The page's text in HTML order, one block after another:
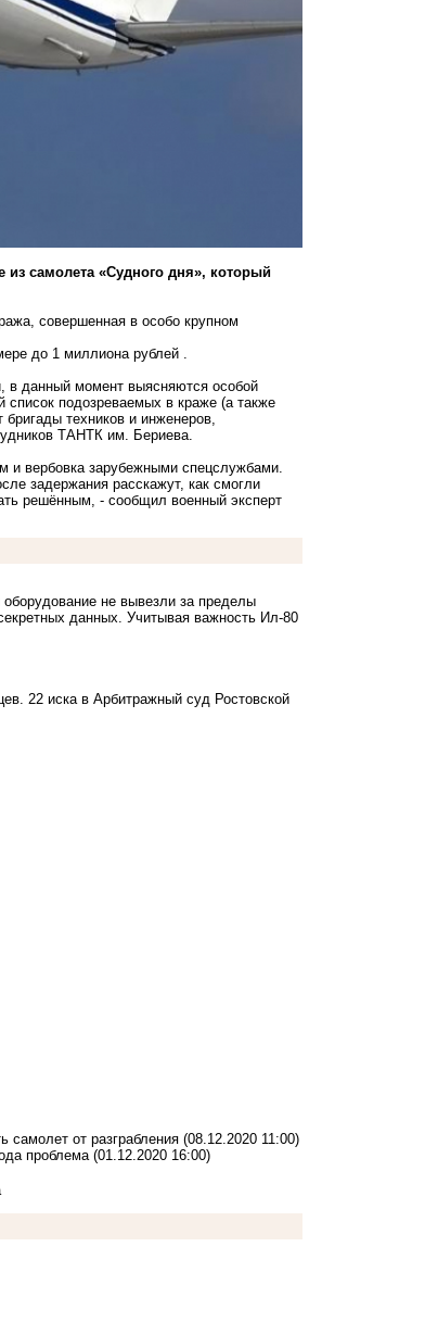
самолета «Судного дня», который
совершенная в особо крупном
до 1 миллиона рублей .
в данный момент выясняются особой
список подозреваемых в краже (а также
техников и инженеров,
ТАНТК им. Бериева.
и вербовка зарубежными спецслужбами.
задержания расскажут, как смогли
решённым, - сообщил военный эксперт
не вывезли за пределы
данных. Учитывая важность Ил-80
. 22 иска в Арбитражный суд Ростовской
от разграбления (08.12.2020 11:00)
проблема (01.12.2020 16:00)